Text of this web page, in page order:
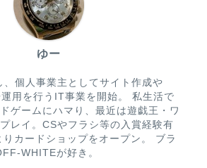
ゆー
個人事業主としてサイト作成や
用を行うIT事業を開始。 私生活で
ゲームにハマり、最近は遊戯王・ワ
レイ。CSやフラシ等の入賞経験有
カードショップをオープン。 ブラ
WHITEが好き。